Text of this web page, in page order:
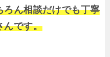
ろん相談だけでも丁寧
んです。